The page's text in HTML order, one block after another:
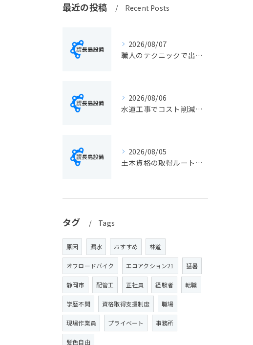
最近の投稿 Recent Posts
2026/08/07
職人のテクニックで出会う静岡県静岡市の伝統工芸と学びの魅力徹底解説
2026/08/06
水道工事でコスト削減を実現する静岡県静岡市の手続きと費用見直しポイント
2026/08/05
土木資格の取得ルートや静岡県静岡市でのキャリアアップ戦略を現実的に解説
タグ Tags
原因 漏水 おすすめ 林道
オフロードバイク エコアクション21 猛暑
静岡市 配管工 正社員 経験者 転職
学歴不問 資格取得支援制度 職場
現場作業員 プライベート 事務所
髪色自由